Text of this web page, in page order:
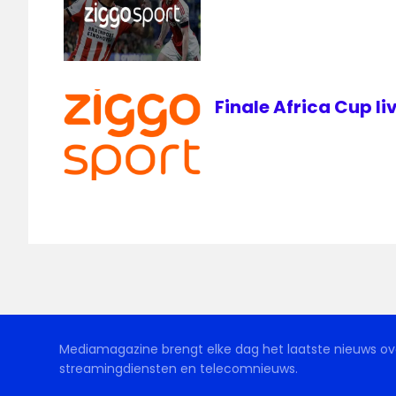
Finale Africa Cup
Mediamagazine brengt elke dag het laatste nieuws
streamingdiensten en telecomnieuws.